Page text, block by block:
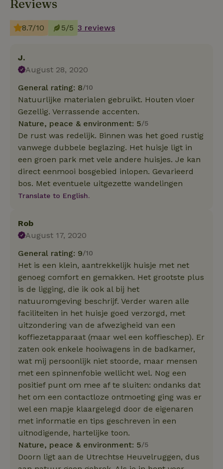
Reviews
8.7/10 5/5 3 reviews
J.
August 28, 2020
General rating: 8/10
Natuurlijke materialen gebruikt. Houten vloer
Gezellig. Verrassende accenten.
Nature, peace & environment: 5/5
De rust was redelijk. Binnen was het goed rustig
vanwege dubbele beglazing. Het huisje ligt in
een groen park met vele andere huisjes. Je kan
direct eenmooi bosgebied inlopen. Gevarieerd
bos. Met eventuele uitgezette wandelingen
Translate to English.
Rob
August 17, 2020
General rating: 9/10
Het is een klein, aantrekkelijk huisje met net
genoeg comfort en gemakken. Het grootste plus
is de ligging, die ik ook al bij het
natuuromgeving beschrijf. Verder waren alle
faciliteiten in het huisje goed verzorgd, met
uitzondering van de afwezigheid van een
koffiezetapparaat (maar wel een koffieschep). Er
zaten ook enkele hooiwagens in de badkamer,
wat mij persoonlijk niet stoorde, maar mensen
met een spinnenfobie wellicht wel. Nog een
positief punt om mee af te sluiten: ondanks dat
het om een contactloze ontmoeting ging was er
wel een mapje klaargelegd door de eigenaren
met informatie en tips geschreven in een
uitnodigende, hartelijke toon.
Nature, peace & environment: 5/5
Doorn ligt aan de Utrechtse Heuvelruggen, dus